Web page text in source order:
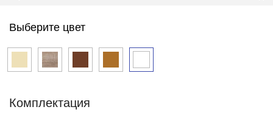
Выберите цвет
Комплектация